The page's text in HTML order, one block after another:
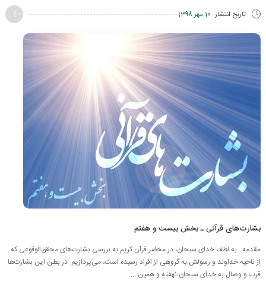
تاریخ انتشار 10 مهر 1398
بشارت‌های قرآنی ـ بخش بیست و هفتم
مقدمه به لطف خدای سبحان، در محضر قرآن کریم به بررسی بشارت‌های محقق‌الوقوعی که
از ناحیه خداوند و رسولش به گروهی از افراد رسیده است، می‌پردازیم. در بطن این بشارت‌ها
قرب و وصال به ‌خدای سبحان نهفته و همین ...